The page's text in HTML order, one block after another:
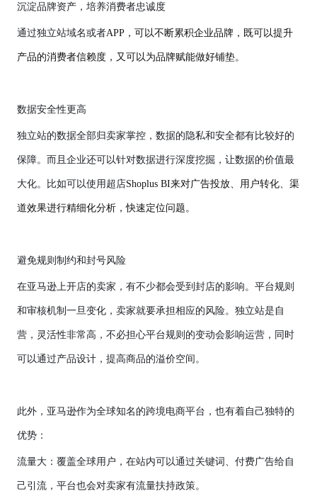
沉淀品牌资产，培养消费者忠诚度
通过独立站域名或者APP，可以不断累积企业品牌，既可以提升
产品的消费者信赖度，又可以为品牌赋能做好铺垫。
数据安全性更高
独立站的数据全部归卖家掌控，数据的隐私和安全都有比较好的
保障。而且企业还可以针对数据进行深度挖掘，让数据的价值最
大化。比如可以使用 超店Shoplus BI来对广告投放、用户转化、渠
道效果进行精细化分析，快速定位问题。
避免规则制约和封号风险
在亚马逊上开店的卖家，有不少都会受到封店的影响。平台规则
和审核机制一旦变化，卖家就要承担相应的风险。独立站是自
营，灵活性非常高，不必担心平台规则的变动会影响运营，同时
可以通过产品设计，提高商品的溢价空间。
此外，亚马逊作为全球知名的跨境电商平台，也有着自己独特的
优势：
流量大：覆盖全球用户，在站内可以通过关键词、付费广告给自
己引流，平台也会对卖家有流量扶持政策。